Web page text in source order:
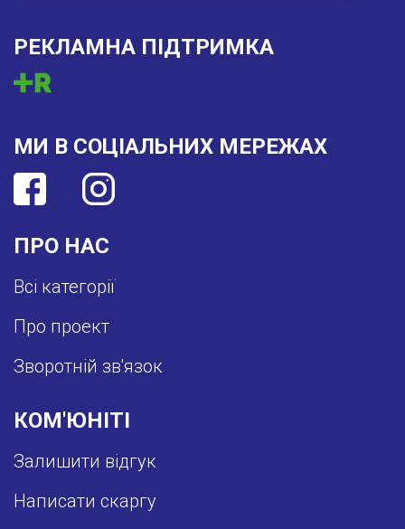
ПРО НАС
Всі категорії
Про проект
Зворотній зв'язок
КОМ'ЮНІТІ
Залишити відгук
Написати скаргу
РЕКЛАМНА ПІДТРИМКА
МИ В СОЦІАЛЬНИХ МЕРЕЖАХ